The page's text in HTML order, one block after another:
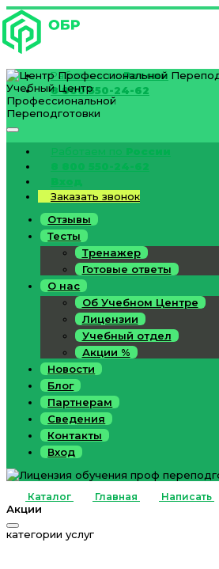
Работаем поРоссии
8 800 550-24-62
Учебный Центр
Профессиональной
Переподготовки
Работаем по России
8 800 550-24-62
Вход
Заказать звонок
Отзывы
Тесты
Тренажер
Готовые ответы
О нас
Об Учебном Центре
Лицензии
Учебный отдел
Акции %
Новости
Блог
Партнерам
Сведения
Контакты
Вход
Каталог Главная Написать
Акции
категории услуг